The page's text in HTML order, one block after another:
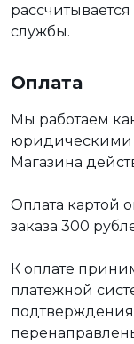
службы.
Оплата
Мы работаем
юридическими
Магазина
Оплата картой
заказа 300
К оплате
платежной
подтверждения